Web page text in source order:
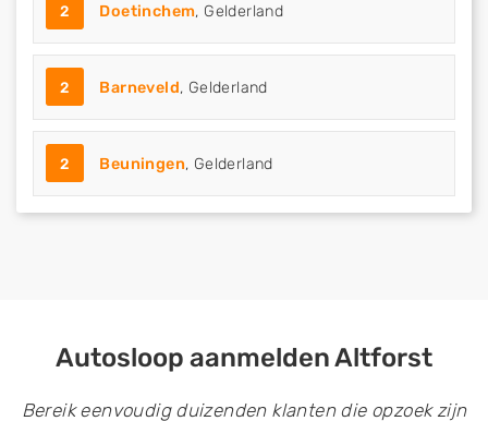
2 Doetinchem, Gelderland
2 Barneveld, Gelderland
2 Beuningen, Gelderland
Autosloop aanmelden Altforst
Bereik eenvoudig duizenden klanten die opzoek zijn